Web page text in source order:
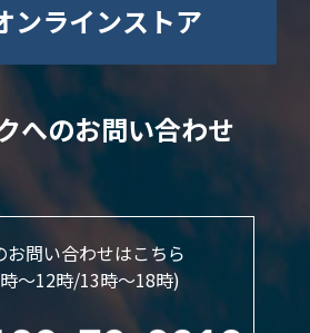
ンラインストア
へのお問い合わせ
お問い合わせはこちら
～12時/13時〜18時)